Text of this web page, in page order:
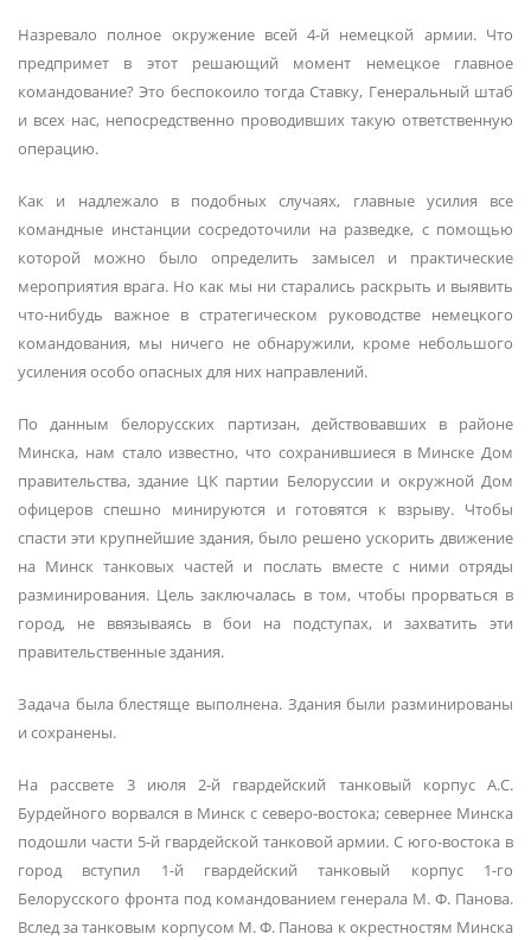
Назревало полное окружение всей 4-й немецкой армии. Что
предпримет в этот решающий момент немецкое главное
командование? Это беспокоило тогда Ставку, Генеральный штаб
и всех нас, непосредственно проводивших такую ответственную
операцию.
Как и надлежало в подобных случаях, главные усилия все
командные инстанции сосредоточили на разведке, с помощью
которой можно было определить замысел и практические
мероприятия врага. Но как мы ни старались раскрыть и выявить
что-нибудь важное в стратегическом руководстве немецкого
командования, мы ничего не обнаружили, кроме небольшого
усиления особо опасных для них направлений.
По данным белорусских партизан, действовавших в районе
Минска, нам стало известно, что сохранившиеся в Минске Дом
правительства, здание ЦК партии Белоруссии и окружной Дом
офицеров спешно минируются и готовятся к взрыву. Чтобы
спасти эти крупнейшие здания, было решено ускорить движение
на Минск танковых частей и послать вместе с ними отряды
разминирования. Цель заключалась в том, чтобы прорваться в
город, не ввязываясь в бои на подступах, и захватить эти
правительственные здания.
Задача была блестяще выполнена. Здания были разминированы
и сохранены.
На рассвете 3 июля 2-й гвардейский танковый корпус А.С.
Бурдейного ворвался в Минск с северо-востока; севернее Минска
подошли части 5-й гвардейской танковой армии. С юго-востока в
город вступил 1-й гвардейский танковый корпус 1-го
Белорусского фронта под командованием генерала М. Ф. Панова.
Вслед за танковым корпусом М. Ф. Панова к окрестностям Минска